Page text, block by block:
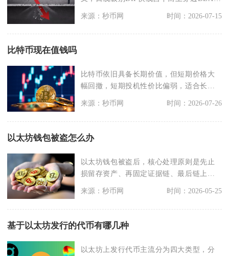
来源：秒币网 时间：2026-07-15
比特币现在值钱吗
比特币依旧具备长期价值，但短期价格大
幅回撤，短期投机性价比偏弱，适合长线
配置人群，不适合短
来源：秒币网 时间：2026-07-26
以太坊钱包被盗怎么办
以太坊钱包被盗后，核心处理原则是先止
损留存资产、再固定证据链、最后链上追
来源：秒币网 时间：2026-05-25
基于以太坊发行的代币有哪几种
以太坊上发行代币主流分为四大类型，分